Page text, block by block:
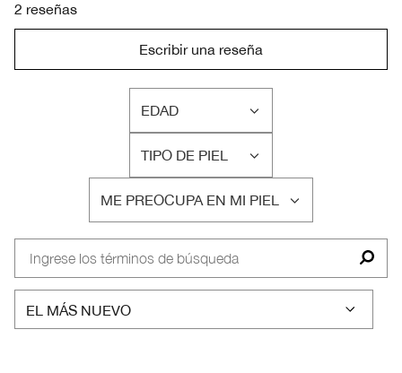
2 reseñas
Escribir una reseña
EDAD
FILTRAR
RESEÑAS
POR
EDAD
TIPO DE PIEL
FILTRAR
RESEÑAS
POR
TIPO
DE
PIEL
ME PREOCUPA EN MI PIEL
FILTRAR
ME
EN